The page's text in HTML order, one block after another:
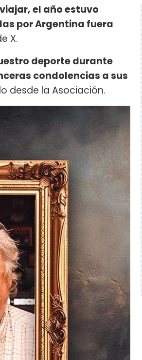
el año estuvo
por Argentina fuera
X.
deporte durante
condolencias a sus
desde la Asociación.